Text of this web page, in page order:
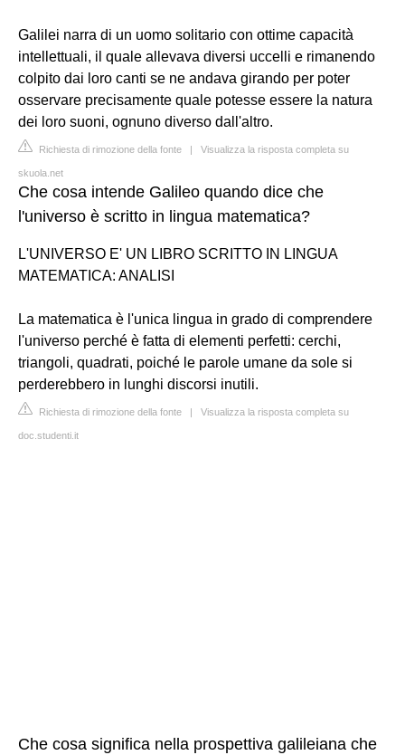
Galilei narra di un uomo solitario con ottime capacità
intellettuali, il quale allevava diversi uccelli e rimanendo
colpito dai loro canti se ne andava girando per poter
osservare precisamente quale potesse essere la natura
dei loro suoni, ognuno diverso dall'altro.
Richiesta di rimozione della fonte | Visualizza la risposta completa su
skuola.net
Che cosa intende Galileo quando dice che
l'universo è scritto in lingua matematica?
L'UNIVERSO E' UN LIBRO SCRITTO IN LINGUA
MATEMATICA: ANALISI
La matematica è l'unica lingua in grado di comprendere
l'universo perché è fatta di elementi perfetti: cerchi,
triangoli, quadrati, poiché le parole umane da sole si
perderebbero in lunghi discorsi inutili.
Richiesta di rimozione della fonte | Visualizza la risposta completa su
doc.studenti.it
Che cosa significa nella prospettiva galileiana che